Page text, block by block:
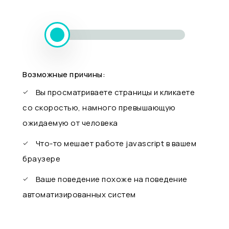
Возможные причины:
Вы просматриваете страницы и кликаете
со скоростью, намного превышающую
ожидаемую от человека
Что-то мешает работе javascript в вашем
браузере
Ваше поведение похоже на поведение
автоматизированных систем